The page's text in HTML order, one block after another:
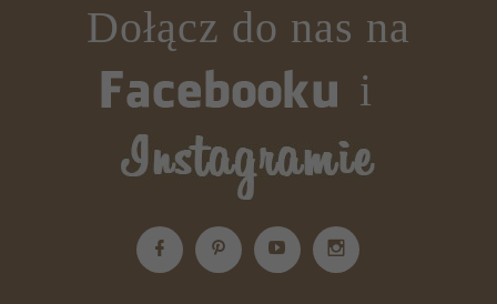
Dołącz do nas na
i